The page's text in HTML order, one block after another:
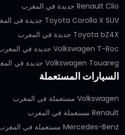
Renault Clio جديدة في المغرب
Toyota Corolla X SUV جديدة في المغرب
Toyota bZ4X جديدة في المغرب
Volkswagen T-Roc جديدة في المغرب
Volkswagen Touareg جديدة في المغرب
السيارات المستعملة
Volkswagen مستعملة في المغرب
Renault مستعملة في المغرب
Mercedes-Benz مستعملة في المغرب